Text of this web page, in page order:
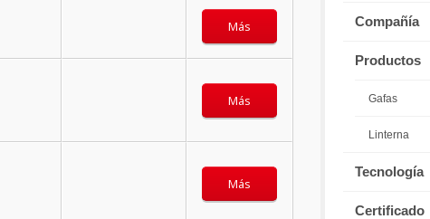
Más
Más
Más
Compañía
Productos
Gafas
Linterna
Tecnología
Certificado